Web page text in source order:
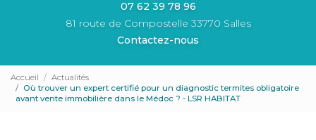
07 62 39 78 96
81 route de Compostelle 33770 Salles
Contactez-nous
Accueil
Actualités
Où trouver un expert certifié pour un diagnostic termites obligatoire
avant vente immobilière dans le Médoc ? - LSR HABITAT